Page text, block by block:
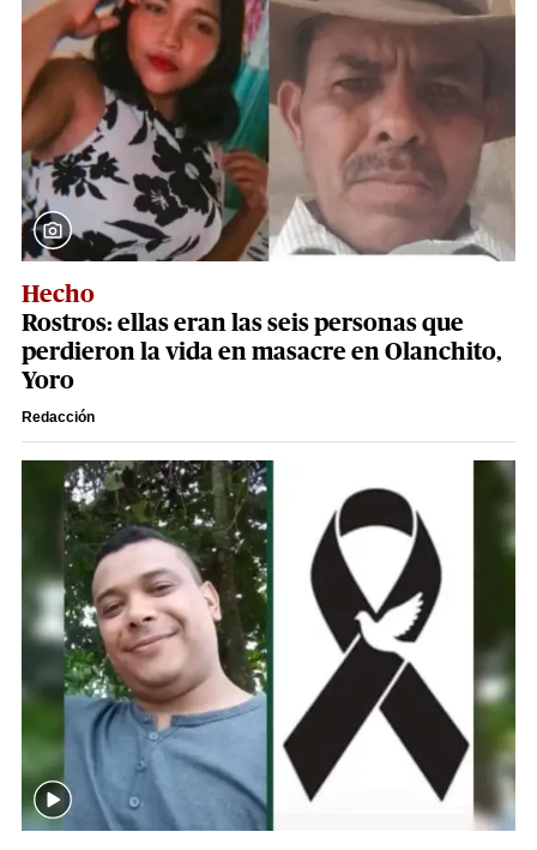
Hecho
Rostros: ellas eran las seis personas que
perdieron la vida en masacre en Olanchito,
Yoro
Redacción